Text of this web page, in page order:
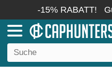
-15% RABATT!